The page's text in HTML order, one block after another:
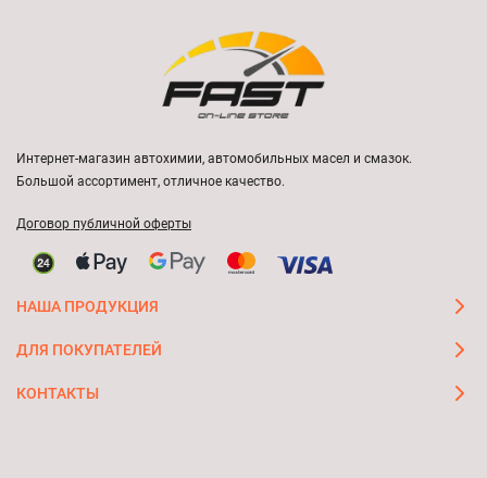
Интернет-магазин автохимии, автомобильных масел и смазок.
Большой ассортимент, отличное качество.
Договор публичной оферты
НАША ПРОДУКЦИЯ
ДЛЯ ПОКУПАТЕЛЕЙ
КОНТАКТЫ